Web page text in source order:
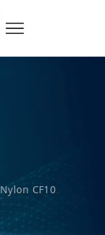
Nylon CF10